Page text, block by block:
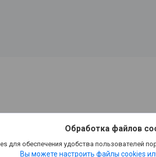
Обработка файлов
для обеспечения удобства пользователей
Вы можете настроить файлы cookies